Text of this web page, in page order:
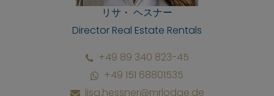
リサ・ ヘスナー
Director Real Estate Rentals
+49 89 340 823-45
+49 151 68801535
lisa.hessner@mrlodge.de